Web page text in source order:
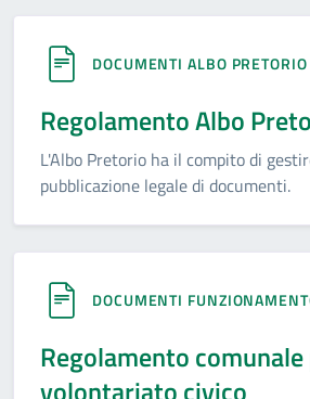
DOCUMENTI ALBO PRETORIO
Regolamento Albo
L'Albo Pretorio ha il compito di
pubblicazione legale di documenti.
DOCUMENTI
Regolamento